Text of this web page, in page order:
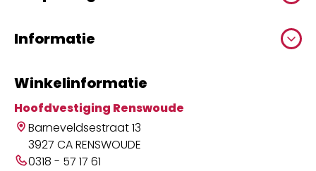
Informatie
Winkelinformatie
Hoofdvestiging Renswoude
Barneveldsestraat 13
3927 CA RENSWOUDE
0318 - 57 17 61